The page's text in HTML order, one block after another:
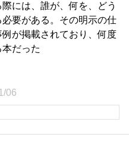
には、誰が、何を、どう
要がある。その明示の仕
が掲載されており、何度
だった
06